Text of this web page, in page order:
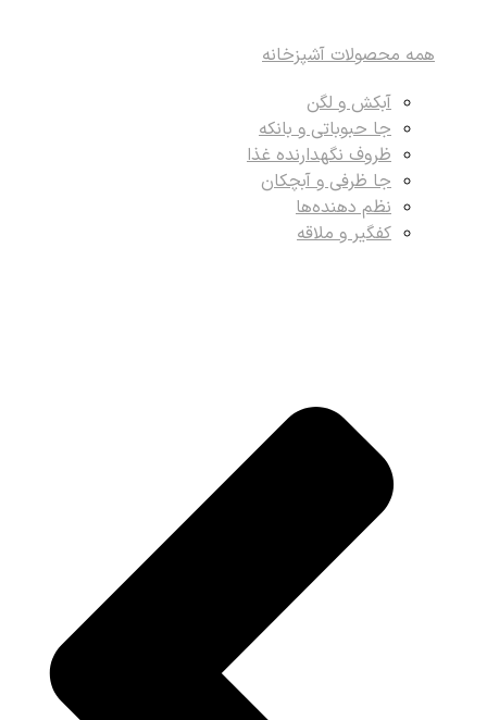
همه محصولات آشپزخانه
آبکش و لگن
جا حبوباتی و بانکه
ظروف نگهدارنده غذا
جا ظرفی و آبچکان
نظم دهنده‌ها
کفگیر و ملاقه